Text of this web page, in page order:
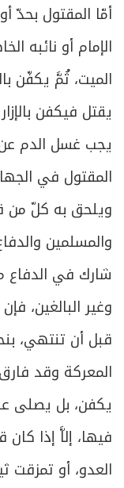
أمّا المقتول
الإمام أو نائبه
الميت، ثُمَّ يكفّن
يقتل فيكفن
يجب غسل الدم
ويلحق به كلّ من
والمسلمين
شارك في الدفاع
وغير البالغين،
قبل أن تنتهي،
المعركة وقد
يكفن، بل يصلى
فيها، إلاَّ إذا
العدو، أو تمزقت